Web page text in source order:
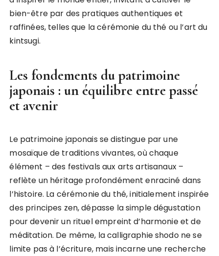
bien-être par des pratiques authentiques et
raffinées, telles que la cérémonie du thé ou l’art du
kintsugi.
Les fondements du patrimoine
japonais : un équilibre entre passé
et avenir
Le patrimoine japonais se distingue par une
mosaïque de traditions vivantes, où chaque
élément – des festivals aux arts artisanaux –
reflète un héritage profondément enraciné dans
l’histoire. La cérémonie du thé, initialement inspirée
des principes zen, dépasse la simple dégustation
pour devenir un rituel empreint d’harmonie et de
méditation. De même, la calligraphie shodo ne se
limite pas à l’écriture, mais incarne une recherche